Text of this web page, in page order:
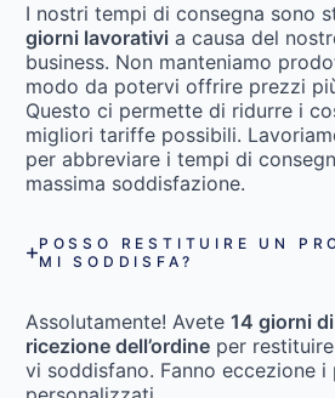
I nostri tempi di consegna sono
giorni lavorativi a causa del
business. Non manteniamo
modo da potervi offrire prezzi
Questo ci permette di ridurre i
migliori tariffe possibili.
per abbreviare i tempi di
massima soddisfazione.
POSSO RESTITUIRE UN
MI SODDISFA?
Assolutamente! Avete 14 giorni
ricezione dell’ordine per
vi soddisfano. Fanno eccezione